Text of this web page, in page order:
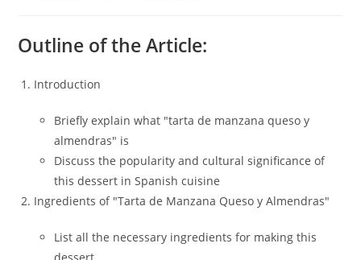
Outline of the Article:
Introduction
Briefly explain what "tarta de manzana queso y
almendras" is
Discuss the popularity and cultural significance of
this dessert in Spanish cuisine
Ingredients of "Tarta de Manzana Queso y Almendras"
List all the necessary ingredients for making this